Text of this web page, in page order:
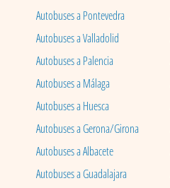
Autobuses a Pontevedra
Autobuses a Valladolid
Autobuses a Palencia
Autobuses a Málaga
Autobuses a Huesca
Autobuses a Gerona/Girona
Autobuses a Albacete
Autobuses a Guadalajara